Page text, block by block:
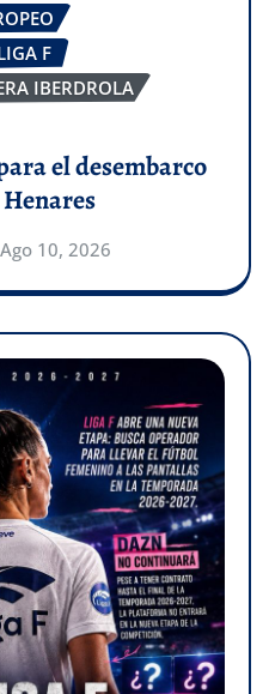
F
IBERDROLA
el desembarco
Ago 10, 2026